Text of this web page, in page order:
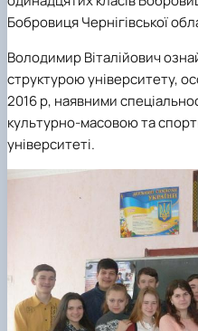
Бобровиця Чернігівської
Володимир Віталійович
структурою університету,
2016 р, наявними
культурно-масовою та
університеті.